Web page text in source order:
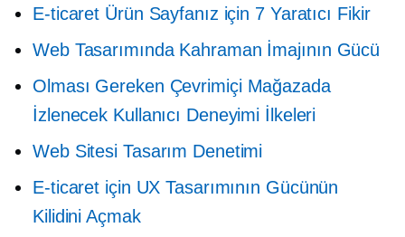
E-ticaret Ürün Sayfanız için 7 Yaratıcı Fikir
Web Tasarımında Kahraman İmajının Gücü
Olması Gereken Çevrimiçi Mağazada
İzlenecek Kullanıcı Deneyimi İlkeleri
Web Sitesi Tasarım Denetimi
E-ticaret için UX Tasarımının Gücünün
Kilidini Açmak